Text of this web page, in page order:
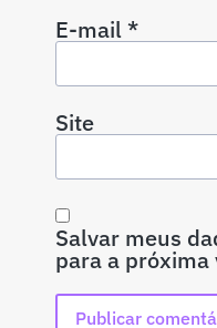
E-mail*
Site
Salvar meus
para a próxima